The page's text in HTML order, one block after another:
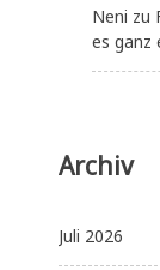
Neni zu
es ganz
Archiv
Juli 2026